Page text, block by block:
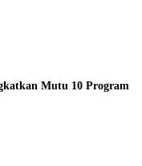
Mutu 10 Program